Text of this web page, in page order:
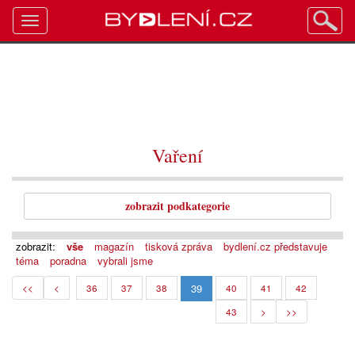
Vaření
zobrazit podkategorie
zobrazit: vše magazín tisková zpráva
bydlení.cz představuje
téma
poradna vybrali jsme
<< < 36 37 38 39 40 41
42
43
> >>
Toggle
navigation